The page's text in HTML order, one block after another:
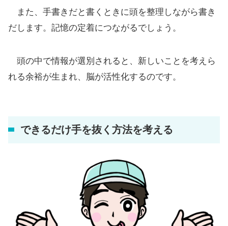
また、手書きだと書くときに頭を整理しながら書き
だします。記憶の定着につながるでしょう。
頭の中で情報が選別されると、新しいことを考えら
れる余裕が生まれ、脳が活性化するのです。
できるだけ手を抜く方法を考える